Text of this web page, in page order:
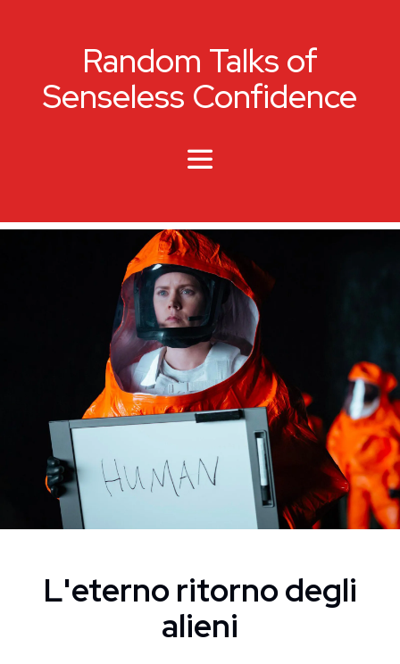
Random Talks of
Senseless Confidence
L'eterno ritorno degli
alieni